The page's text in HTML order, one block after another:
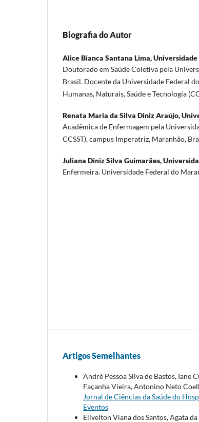
Biografia do Autor
Alice Bianca Santana Lima,
Doutorado em Saúde Coletiva pela
Brasil. Docente da Universidade Federal
Humanas, Naturais, Saúde e Tecnologia
Renata Maria da Silva Diniz Araújo,
Acadêmica de Enfermagem pela
CCSST), campus Imperatriz, Maranhão,
Juliana Diniz Silva Guimarães,
Enfermeira. Universidade Federal do
Artigos Semelhantes
André Pessoa Silva de Bastos, Iane
Façanha Vieira, Antonino Neto
Jornal de Ciências da Saúde do
Eventos
Elivelton Viana dos Santos, Agata